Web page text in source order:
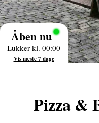
Åben nu
Lukker kl. 00:00
Vis næste 7 dage
Pizza &